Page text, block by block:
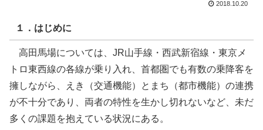
2018.10.20
１．はじめに
高田馬場については、JR山手線・西武新宿線・東京メ
トロ東西線の各線が乗り入れ、首都圏でも有数の乗降客を
擁しながら、えき（交通機能）とまち（都市機能）の連携
が不十分であり、両者の特性を生かし切れないなど、未だ
多くの課題を抱えている状況にある。